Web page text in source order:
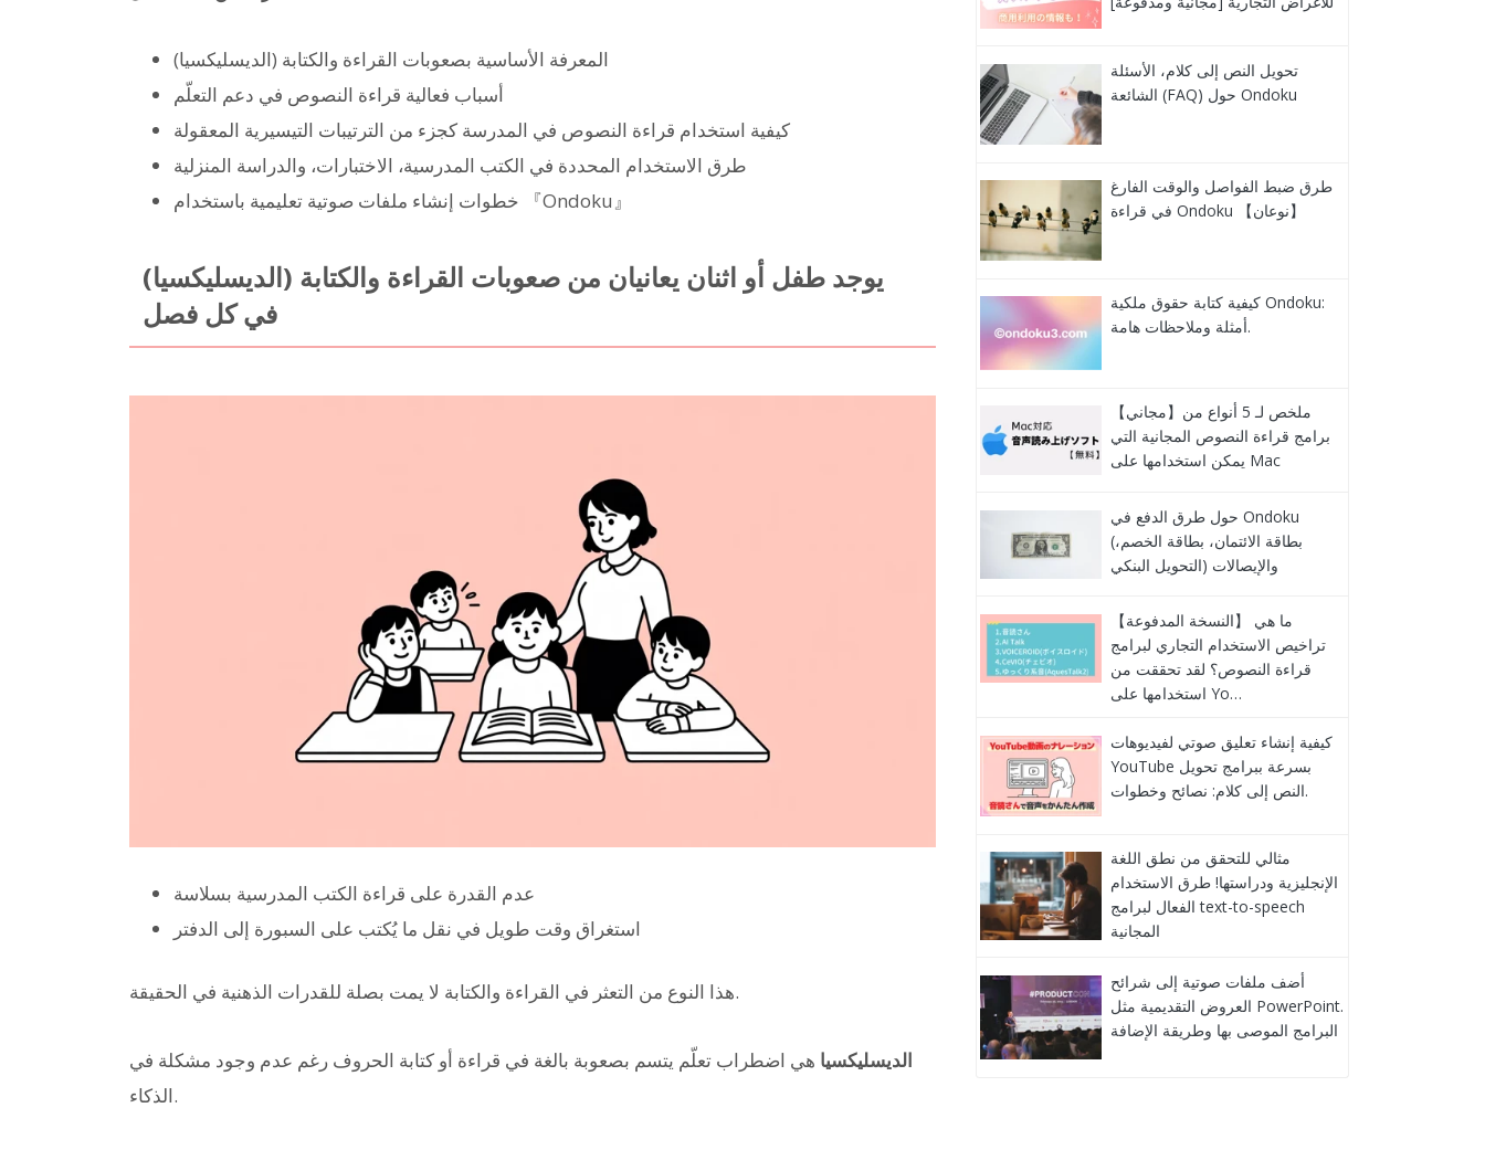
المعرفة الأساسية بصعوبات القراءة والكتابة (الديسليكسيا)
أسباب فعالية قراءة النصوص في دعم التعلّم
كيفية استخدام قراءة النصوص في المدرسة كجزء من الترتيبات التيسيرية المعقولة
طرق الاستخدام المحددة في الكتب المدرسية، الاختبارات، والدراسة المنزلية
خطوات إنشاء ملفات صوتية تعليمية باستخدام 『Ondoku』
يوجد طفل أو اثنان يعانيان من صعوبات القراءة والكتابة (الديسليكسيا)
في كل فصل
عدم القدرة على قراءة الكتب المدرسية بسلاسة
استغراق وقت طويل في نقل ما يُكتب على السبورة إلى الدفتر
هذا النوع من التعثر في القراءة والكتابة لا يمت بصلة للقدرات الذهنية في الحقيقة.
الديسليكسيا هي اضطراب تعلّم يتسم بصعوبة بالغة في قراءة أو كتابة الحروف رغم عدم وجود مشكلة في
الذكاء.
تحويل النص إلى كلام، الأسئلة
الشائعة (FAQ) حول Ondoku
طرق ضبط الفواصل والوقت الفارغ
في قراءة Ondoku 【نوعان】
كيفية كتابة حقوق ملكية Ondoku:
أمثلة وملاحظات هامة.
【مجاني】ملخص لـ 5 أنواع من
برامج قراءة النصوص المجانية التي
يمكن استخدامها على Mac
حول طرق الدفع في Ondoku
(بطاقة الائتمان، بطاقة الخصم،
التحويل البنكي) والإيصالات
【النسخة المدفوعة】 ما هي
تراخيص الاستخدام التجاري لبرامج
قراءة النصوص؟ لقد تحققت من
استخدامها على Yo…
كيفية إنشاء تعليق صوتي لفيديوهات
YouTube بسرعة ببرامج تحويل
النص إلى كلام: نصائح وخطوات.
مثالي للتحقق من نطق اللغة
الإنجليزية ودراستها! طرق الاستخدام
الفعال لبرامج text-to-speech
المجانية
أضف ملفات صوتية إلى شرائح
العروض التقديمية مثل PowerPoint.
البرامج الموصى بها وطريقة الإضافة